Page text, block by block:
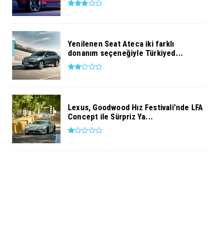
Yenilenen Seat Ateca iki farklı
donanım seçeneğiyle Türkiyed...
Lexus, Goodwood Hız Festivali’nde LFA
Concept ile Sürpriz Ya...